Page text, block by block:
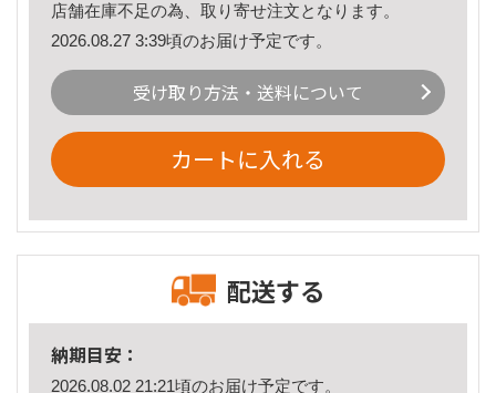
店舗在庫不足の為、取り寄せ注文となります。
2026.08.27 3:39頃のお届け予定です。
受け取り方法・送料について
カートに入れる
配送する
納期目安：
2026.08.02 21:21頃のお届け予定です。